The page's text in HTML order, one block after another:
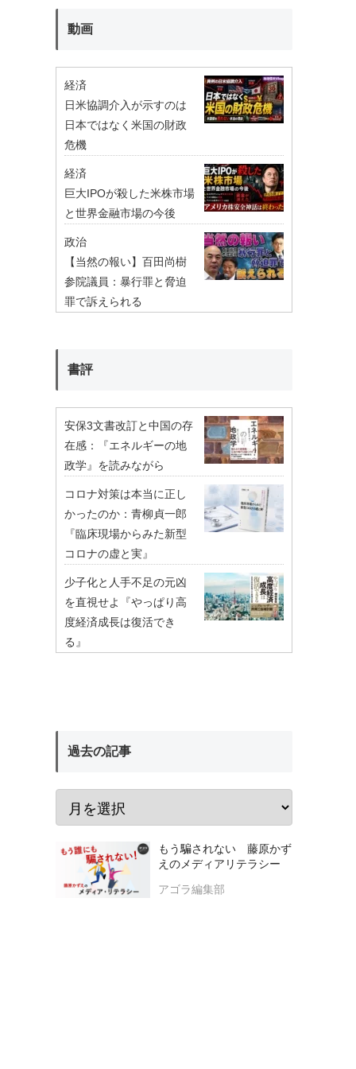
動画
経済
日米協調介入が示すのは
日本ではなく米国の財政
危機
経済
巨大IPOが殺した米株市場
と世界金融市場の今後
政治
【当然の報い】百田尚樹
参院議員：暴行罪と脅迫
罪で訴えられる
書評
安保3文書改訂と中国の存
在感：『エネルギーの地
政学』を読みながら
コロナ対策は本当に正し
かったのか：青柳貞一郎
『臨床現場からみた新型
コロナの虚と実』
少子化と人手不足の元凶
を直視せよ『やっぱり高
度経済成長は復活でき
る』
過去の記事
もう騙されない 藤原かず
えのメディアリテラシー
アゴラ編集部